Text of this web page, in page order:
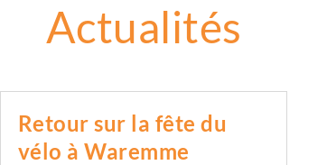
Actualités
Retour sur la fête du
vélo à Waremme